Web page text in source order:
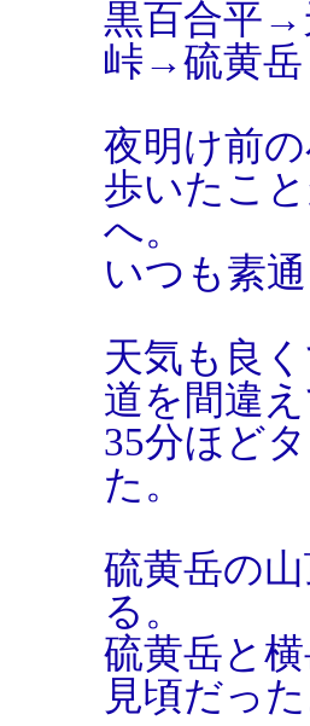
黒百合平
峠→硫黄
夜明け前
歩いたこ
へ。
いつも素
天気も良
道を間違
35分ほど
た。
硫黄岳の
る。
硫黄岳と
見頃だった